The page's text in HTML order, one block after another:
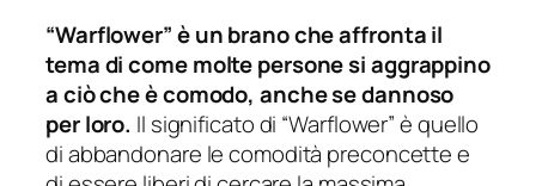
“Warflower” è un brano che affronta il
tema di come molte persone si aggrappino
a ciò che è comodo, anche se dannoso
per loro. Il significato di “Warflower” è quello
di abbandonare le comodità preconcette e